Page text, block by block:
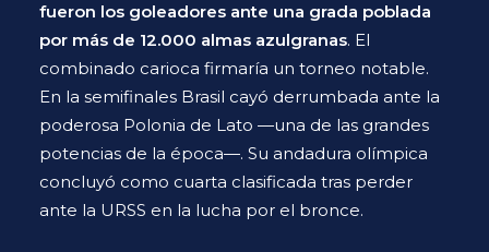
fueron los goleadores ante una grada poblada
por más de 12.000 almas azulgranas. El
combinado carioca firmaría un torneo notable.
En la semifinales Brasil cayó derrumbada ante la
poderosa Polonia de Lato —una de las grandes
potencias de la época—. Su andadura olímpica
concluyó como cuarta clasificada tras perder
ante la URSS en la lucha por el bronce.